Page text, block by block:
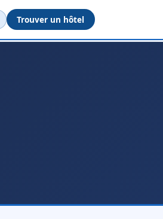
Trouver un hôtel